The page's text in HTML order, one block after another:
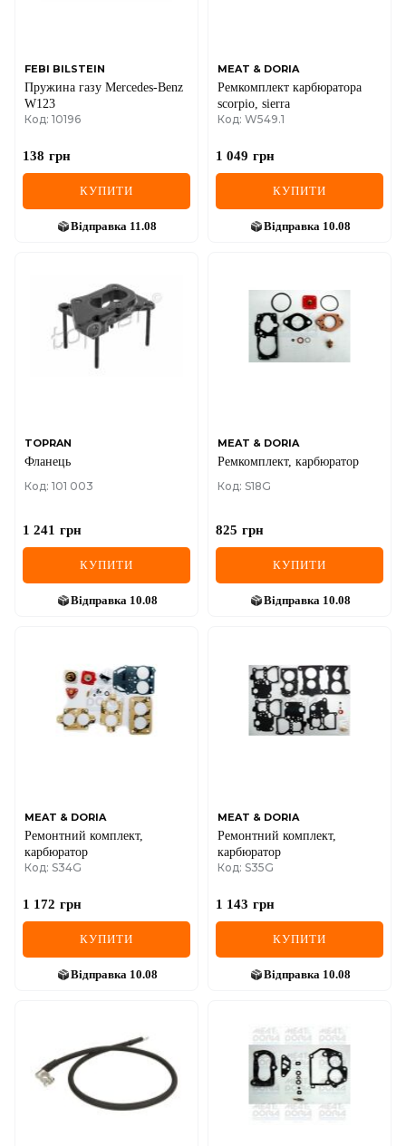
LANCIA
LEXUS
LINCOLN
MERCEDES-BENZ
NISSAN
POLESTAR
RENAULT
SMART
SSANGYONG
SUZUKI
TESLA
VW
FEBI BILSTEIN
Пружина газу Mercedes-Benz
W123
Код: 10196
138 грн
КУПИТИ
Відправка 11.08
MEAT & DORIA
Ремкомплект карбюратора
scorpio, sierra
Код: W549.1
1 049 грн
КУПИТИ
Відправка 10.08
TOPRAN
Фланець
Код: 101 003
1 241 грн
КУПИТИ
Відправка 10.08
MEAT & DORIA
Ремкомплект, карбюратор
Код: S18G
825 грн
КУПИТИ
Відправка 10.08
MEAT & DORIA
Ремонтний комплект,
карбюратор
Код: S34G
1 172 грн
КУПИТИ
Відправка 10.08
MEAT & DORIA
Ремонтний комплект,
карбюратор
Код: S35G
1 143 грн
КУПИТИ
Відправка 10.08